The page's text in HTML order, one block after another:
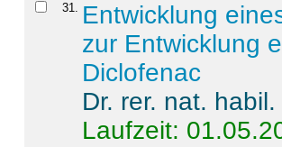
31. Entwicklung
zur Entwicklung
Diclofenac
Dr. rer. nat.
Laufzeit: